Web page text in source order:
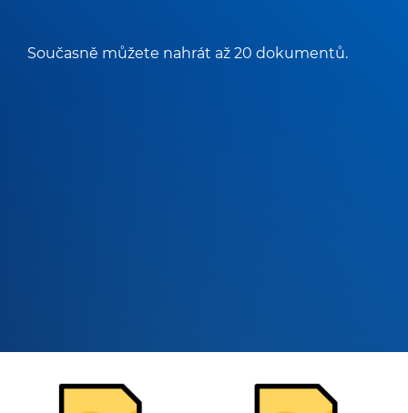
Současně můžete nahrát až 20 dokumentů.